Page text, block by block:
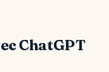
ChatGPT